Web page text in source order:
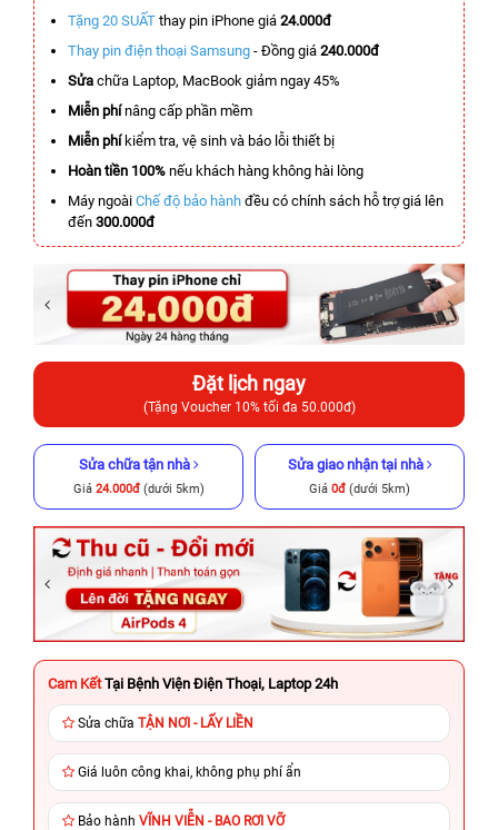
Tặng 20 SUẤT thay pin iPhone giá 24.000đ
Thay pin điện thoại Samsung - Đồng giá 240.000đ
Sửa chữa Laptop, MacBook giảm ngay 45%
Miễn phínâng cấp phần mềm
Miễn phíkiểm tra, vệ sinh và báo lỗi thiết bị
Hoàn tiền 100% nếu khách hàng không hài lòng
Máy ngoài Chế độ bảo hành đều có chính sách hỗ trợ giá lên
đến 300.000đ
Đặt lịch ngay
(Tặng Voucher 10% tối đa 50.000đ)
Sửa chữa tận nhà
Giá 24.000đ(dưới 5km)
Sửa giao nhận tại nhà
Giá 0đ (dưới 5km)
Cam Kết Tại Bệnh Viện Điện Thoại, Laptop 24h
Sửa chữa TẬN NƠI - LẤY LIỀN
Giá luôn công khai, không phụ phí ẩn
Bảo hành VĨNH VIỄN - BAO RƠI VỠ